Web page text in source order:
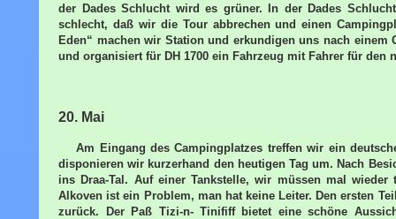
der Dades Schlucht wird es grüner. In der Dades
schlecht, daß wir die Tour abbrechen und einen
Eden“ machen wir Station und erkundigen uns nach
und organisiert für DH 1700 ein Fahrzeug mit Fahrer für den
20. Mai
Am Eingang des Campingplatzes treffen wir ein
disponieren wir kurzerhand den heutigen Tag um. Nach
ins Draa-Tal. Auf einer Tankstelle, wir müssen mal
Alkoven ist ein Problem, man hat keine Leiter. Den ersten
zurück. Der Paß Tizi-n- Tinififf bietet eine schöne